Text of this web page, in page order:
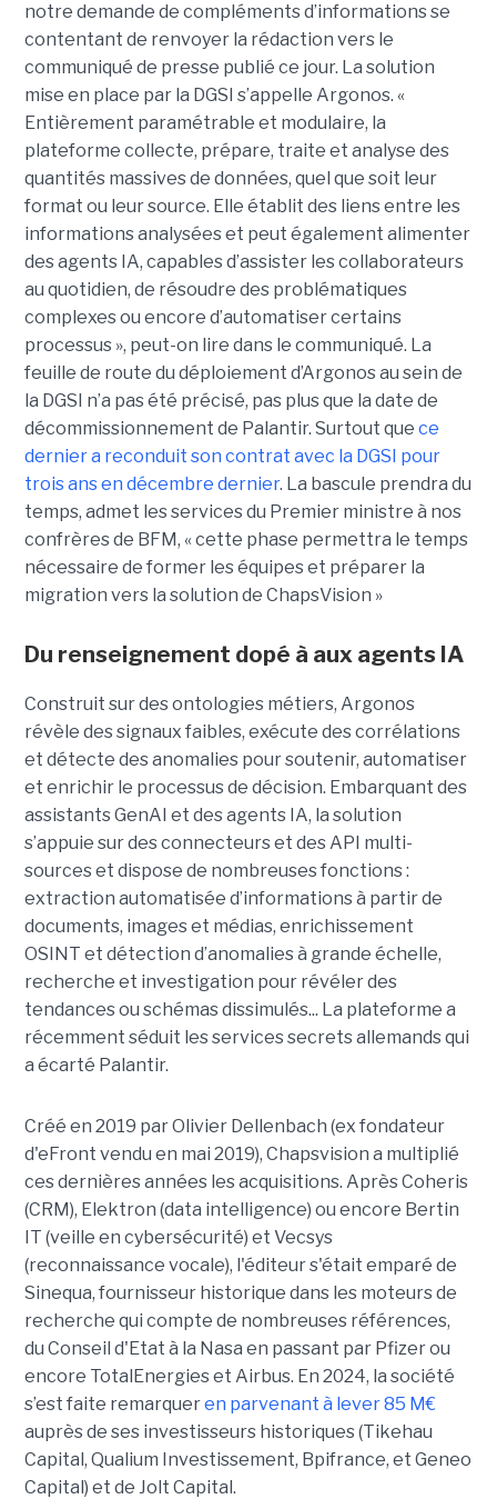
notre demande de compléments d’informations se
contentant de renvoyer la rédaction vers le
communiqué de presse publié ce jour. La solution
mise en place par la DGSI s’appelle Argonos. «
Entièrement paramétrable et modulaire, la
plateforme collecte, prépare, traite et analyse des
quantités massives de données, quel que soit leur
format ou leur source. Elle établit des liens entre les
informations analysées et peut également alimenter
des agents IA, capables d’assister les collaborateurs
au quotidien, de résoudre des problématiques
complexes ou encore d’automatiser certains
processus », peut-on lire dans le communiqué. La
feuille de route du déploiement d’Argonos au sein de
la DGSI n’a pas été précisé, pas plus que la date de
décommissionnement de Palantir. Surtout que ce
dernier a reconduit son contrat avec la DGSI pour
trois ans en décembre dernier. La bascule prendra du
temps, admet les services du Premier ministre à nos
confrères de BFM, « cette phase permettra le temps
nécessaire de former les équipes et préparer la
migration vers la solution de ChapsVision »
Du renseignement dopé à aux agents IA
Construit sur des ontologies métiers, Argonos
révèle des signaux faibles, exécute des corrélations
et détecte des anomalies pour soutenir, automatiser
et enrichir le processus de décision. Embarquant des
assistants GenAI et des agents IA, la solution
s’appuie sur des connecteurs et des API multi-
sources et dispose de nombreuses fonctions :
extraction automatisée d’informations à partir de
documents, images et médias, enrichissement
OSINT et détection d’anomalies à grande échelle,
recherche et investigation pour révéler des
tendances ou schémas dissimulés... La plateforme a
récemment séduit les services secrets allemands qui
a écarté Palantir.
Créé en 2019 par Olivier Dellenbach (ex fondateur
d'eFront vendu en mai 2019), Chapsvision a multiplié
ces dernières années les acquisitions. Après Coheris
(CRM), Elektron (data intelligence) ou encore Bertin
IT (veille en cybersécurité) et Vecsys
(reconnaissance vocale), l'éditeur s'était emparé de
Sinequa, fournisseur historique dans les moteurs de
recherche qui compte de nombreuses références,
du Conseil d'Etat à la Nasa en passant par Pfizer ou
encore TotalEnergies et Airbus. En 2024, la société
s’est faite remarqueren parvenant à lever 85 M€
auprès de ses investisseurs historiques (Tikehau
Capital, Qualium Investissement, Bpifrance, et Geneo
Capital) et de Jolt Capital.